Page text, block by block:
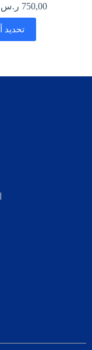
750,00 ر.س
تحديد